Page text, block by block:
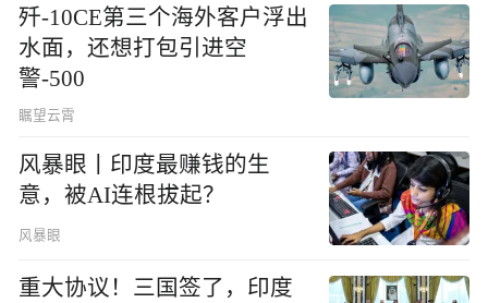
歼-10CE第三个海外客户浮出
水面，还想打包引进空
警-500
瞩望云霄
风暴眼丨印度最赚钱的生
意，被AI连根拔起？
风暴眼
重大协议！三国签了，印度